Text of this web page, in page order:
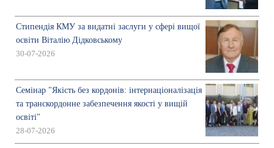
Стипендія КМУ за видатні заслуги у сфері вищої
освіти Віталію Дідковському
30-07-2026
Семінар "Якість без кордонів: інтернаціоналізація
та транскордонне забезпечення якості у вищій
освіті"
28-07-2026